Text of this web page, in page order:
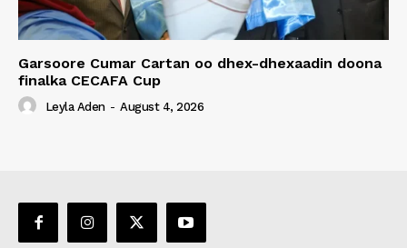
Garsoore Cumar Cartan oo dhex-dhexaadin doona
finalka CECAFA Cup
Leyla Aden - August 4, 2026